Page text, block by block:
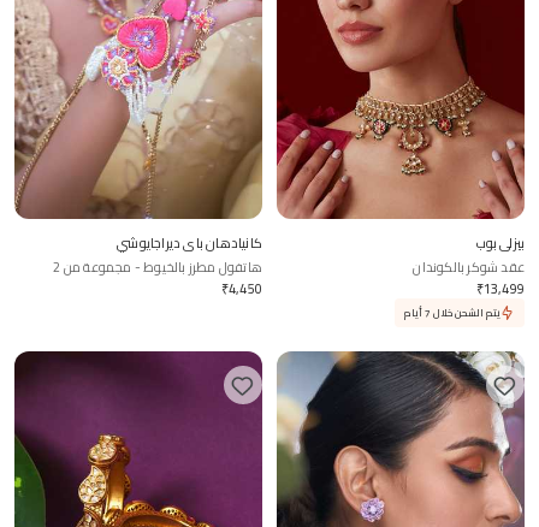
بيزلي بوب
عقد شوكر بالكوندان
₹13,499
يتم الشحن خلال 7 أيام
كانيادهان باي ديراجايوشي
هاتفول مطرز بالخيوط - مجموعة من 2
₹4,450